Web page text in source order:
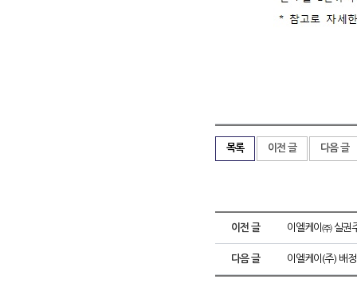
목록 이전 글 다음 글
이전 글 이엘케이㈜ 실권
다음 글 이엘케이(주) 배